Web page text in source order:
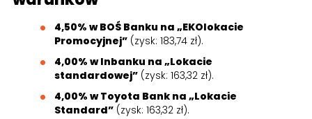
4,50% w BOŚ Banku na „EKOlokacie
Promocyjnej” (zysk: 183,74 zł).
4,00% w Inbanku na „Lokacie
standardowej” (zysk: 163,32 zł).
4,00% w Toyota Bank na „Lokacie
Standard” (zysk: 163,32 zł).